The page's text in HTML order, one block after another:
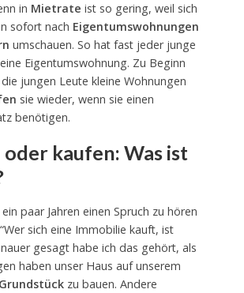
in Mietrate ist so gering, weil sich
sofort nach Eigentumswohnungen
umschauen. So hat fast jeder junge
Eigentumswohnung. Zu Beginn
die jungen Leute kleine Wohnungen
sie wieder, wenn sie einen
benötigen.
kaufen: Was ist
paar Jahren einen Spruch zu hören
sich eine Immobilie kauft, ist
gesagt habe ich das gehört, als
haben unser Haus auf unserem
zu bauen. Andere